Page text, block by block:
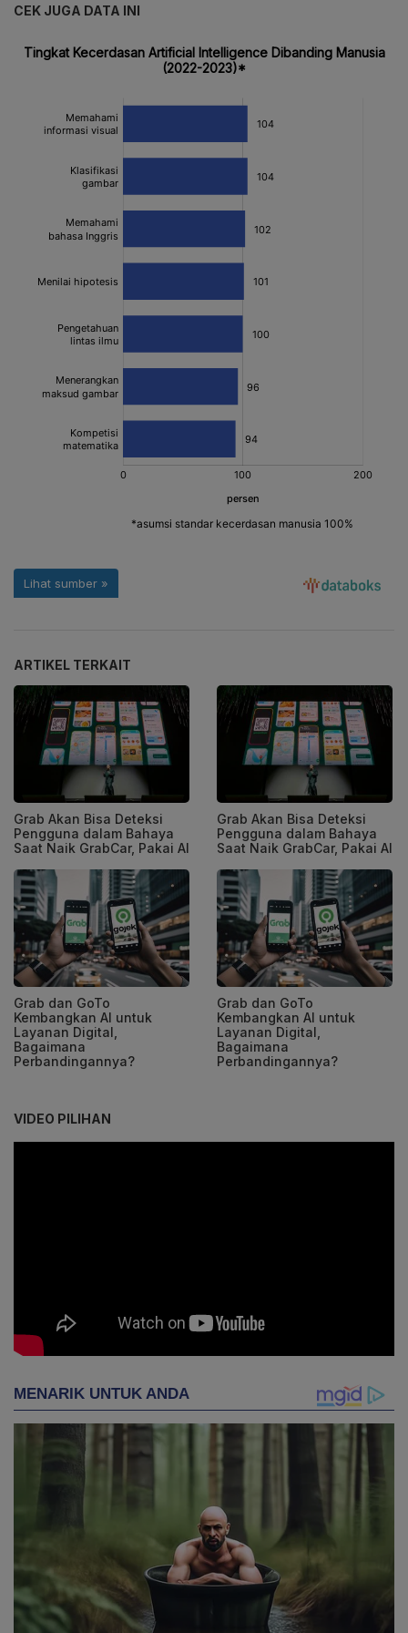
CEK JUGA DATA INI
ARTIKEL TERKAIT
Grab Akan Bisa Deteksi
Pengguna dalam Bahaya
Saat Naik GrabCar, Pakai AI
Grab Akan Bisa Deteksi
Pengguna dalam Bahaya
Saat Naik GrabCar, Pakai AI
Grab dan GoTo
Kembangkan AI untuk
Layanan Digital,
Bagaimana
Perbandingannya?
Grab dan GoTo
Kembangkan AI untuk
Layanan Digital,
Bagaimana
Perbandingannya?
VIDEO PILIHAN